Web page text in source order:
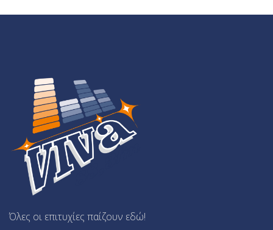
Όλες οι επιτυχίες παίζουν εδώ!